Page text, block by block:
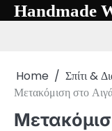
Skip
to
Handmade
Home
Σπίτι &
Μετακόμιση στο